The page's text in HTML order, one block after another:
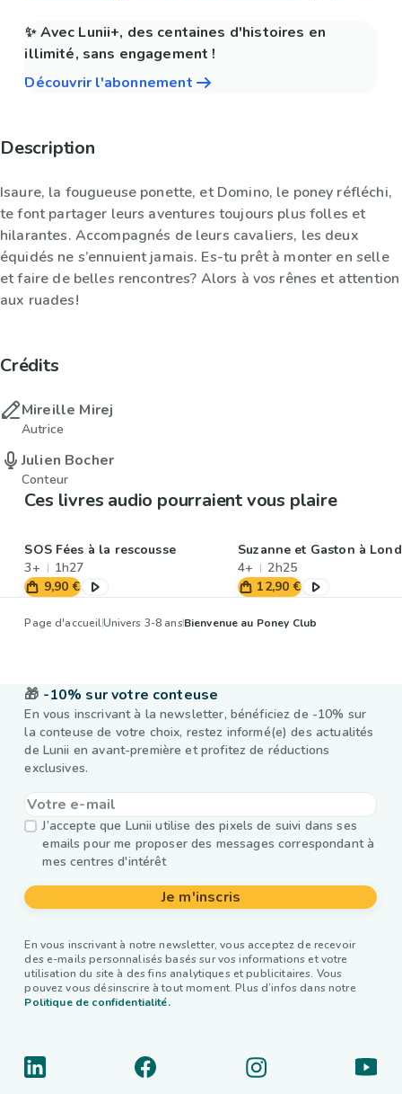
✨ Avec Lunii+, des centaines d'histoires en
illimité, sans engagement !
Découvrir l'abonnement
Description
Isaure, la fougueuse ponette, et Domino, le poney réfléchi,
te font partager leurs aventures toujours plus folles et
hilarantes. Accompagnés de leurs cavaliers, les deux
équidés ne s’ennuient jamais. Es-tu prêt à monter en selle
et faire de belles rencontres? Alors à vos rênes et attention
aux ruades!
Crédits
Mireille Mirej
Autrice
Julien Bocher
Conteur
Ces livres audio pourraient vous plaire
SOS Fées à la rescousse
3+
1h27
9,90 €
Suzanne et Gaston à
4+
2h25
12,90 €
Page d'accueilUnivers 3-8 ansBienvenue au Poney Club
🎁 -10% sur votre conteuse
En vous inscrivant à la newsletter, bénéficiez de -10% sur
la conteuse de votre choix, restez informé(e) des actualités
de Lunii en avant-première et profitez de réductions
exclusives.
J’accepte que Lunii utilise des pixels de suivi dans ses
emails pour me proposer des messages correspondant à
mes centres d'intérêt
Je m'inscris
En vous inscrivant à notre newsletter, vous acceptez de recevoir
des e-mails personnalisés basés sur vos informations et votre
utilisation du site à des fins analytiques et publicitaires. Vous
pouvez vous désinscrire à tout moment. Plus d’infos dans notre
Politique de confidentialité.